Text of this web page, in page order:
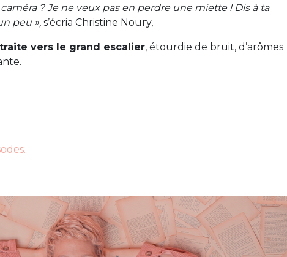
? Je ne veux pas en perdre une miette ! Dis à ta
peu », s’écria Christine Noury,
vers le grand escalier, étourdie de bruit, d’arômes